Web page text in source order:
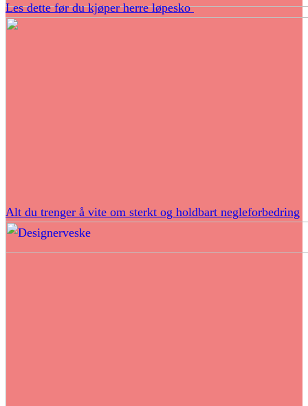
Les dette før du kjøper herre løpesko
Alt du trenger å vite om sterkt og holdbart negleforbedring